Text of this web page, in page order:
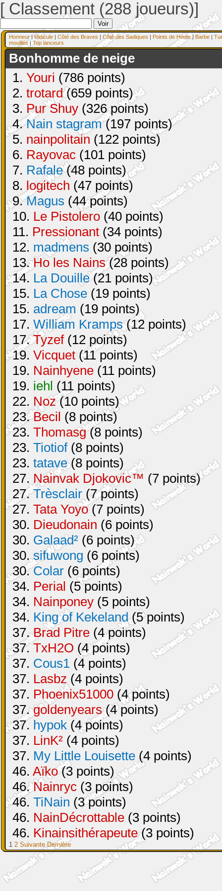
[ Classement (288 joueurs)]
Honneur|Ridicule | Côté des Braves | Côté des Sadiques | Points de Honte| Barbe |
mouillés| Top lanceurs
Bonhomme de neige
1. Youri (786 points)
2. trotard(659 points)
3. Pur Shuy (326 points)
4.Nain stagram(197 points)
5. nainpolitain (122 points)
6. Rayovac (101 points)
7. Rafale(48 points)
8. logitech (47 points)
9.Magus (44 points)
10. Le Pistolero (40 points)
11. Pressionant (34 points)
12. madmens (30 points)
13.Ho les Nains(28 points)
14. La Douille(21 points)
15. La Chose (19 points)
15. adream (19 points)
17. William Kramps(12 points)
17.Tyzef(12 points)
19. Vicquet(11 points)
19. Nainhyene (11 points)
19. iehl (11 points)
22. Noz(10 points)
23.Becil (8 points)
23. Thomasg(8 points)
23. Tiotiof(8 points)
23. tatave(8 points)
27. Nainvak Djokovic™ (7 points)
27.Trèsclair (7 points)
27. Tata Yoyo(7 points)
30. Dieudonain (6 points)
30. Galaad² (6 points)
30.sifuwong (6 points)
30.Colar (6 points)
34. Perial (5 points)
34. Nainponey (5 points)
34. King of Kekeland(5 points)
37.Brad Pitre (4 points)
37.TxH2O (4 points)
37. Cous1 (4 points)
37. Lasbz (4 points)
37. Phoenix51000 (4 points)
37.goldenyears(4 points)
37. hypok (4 points)
37. LinK² (4 points)
37. My Little Louisette (4 points)
46. Aïko(3 points)
46.Nainryc (3 points)
46. TiNain (3 points)
46. NainDécrottable (3 points)
46. Kinainsithérapeute(3 points)
1 2 Suivante Dernière